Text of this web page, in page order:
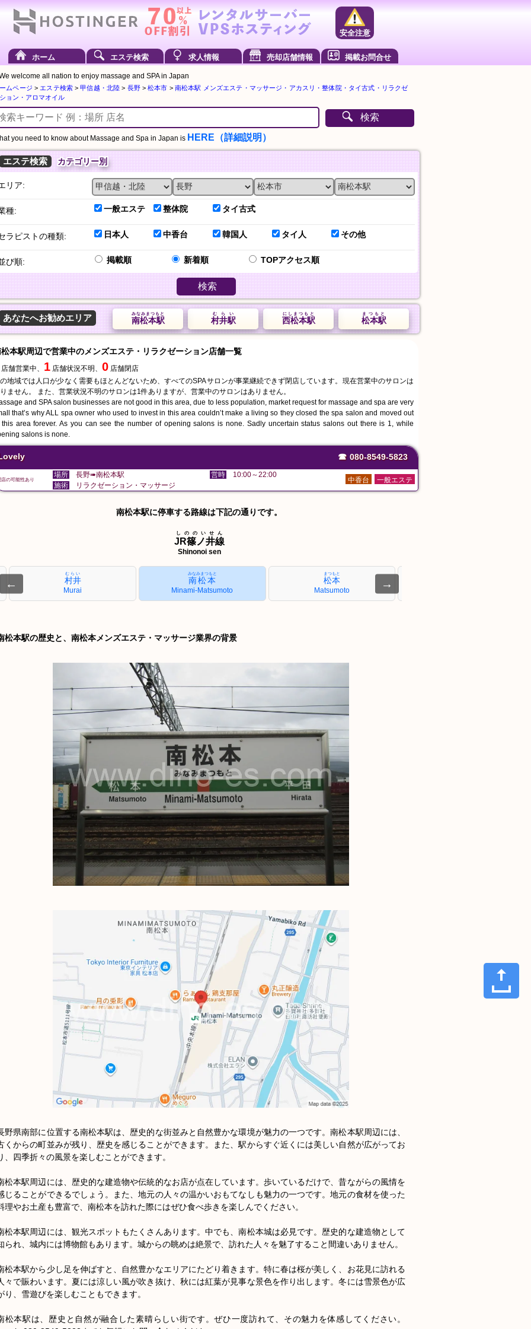
安全注意
ホーム エステ検索 求人情報 売却店舗情報 掲載お問合せ
welcome all nation to enjoy massage and SPA in Japan
ムページ > エステ検索>甲信越・北陸 > 長野>松本市 > 南松本駅 メンズエステ・マッサージ・アカスリ・整体院・タイ古式・リラクゼ
ョン・アロマオイル
検索
you need to know about Massage and Spa in Japan is HERE（詳細説明）
エステ検索 カテゴリー別
リア:
種: 一般エステ 整体院 タイ古式
ラピストの種類: 日本人 中香台 韓国人 タイ人 その他
び順: 掲載順 新着順 TOPアクセス順
検索
あなたへお勧めエリア 松本駅
まつもと
西松本駅
にしまつもと
村井駅
むらい
南松本駅
みなみまつもと
本駅周辺で営業中のメンズエステ・リラクゼーション店舗一覧
店舗営業中、 1 店舗状況不明、 0 店舗閉店
地域では人口が少なく需要もほとんどないため、すべてのSPAサロンが事業継続できず閉店しています。現在営業中のサロンは
ません。 また、営業状況不明のサロンは1件ありますが、営業中のサロンはありません。
and SPA salon businesses are not good in this area, due to less population, market request for massage and spa are very
that’s why ALL spa owner who used to invest in this area couldn’t make a living so they closed the spa salon and moved out
this area forever. As you can see the number of opening salons is none. Sadly uncertain status salons out there is 1, while
salons is none.
☎ 080-8549-5823
店の可能性あり
場所 長野➠南松本駅 営時 10:00～22:00
一般エステ
中香台
施術 リラクゼーション・マッサージ
南松本駅に停車する路線は下記の通りです。
JR篠ノ井線
しののいせん
Shinonoi sen
← 村井
むらい
Murai
南松本
みなみまつもと
Minami-Matsumoto
松本
まつもと
Matsumoto
→
松本駅の歴史と、南松本メンズエステ・マッサージ業界の背景
野県南部に位置する南松本駅は、歴史的な街並みと自然豊かな環境が魅力の一つです。南松本駅周辺には、
くからの町並みが残り、歴史を感じることができます。また、駅からすぐ近くには美しい自然が広がってお
、四季折々の風景を楽しむことができます。
松本駅周辺には、歴史的な建造物や伝統的なお店が点在しています。歩いているだけで、昔ながらの風情を
じることができるでしょう。また、地元の人々の温かいおもてなしも魅力の一つです。地元の食材を使った
理やお土産も豊富で、南松本を訪れた際にはぜひ食べ歩きを楽しんでください。
松本駅周辺には、観光スポットもたくさんあります。中でも、南松本城は必見です。歴史的な建造物として
られ、城内には博物館もあります。城からの眺めは絶景で、訪れた人々を魅了すること間違いありません。
松本駅から少し足を伸ばすと、自然豊かなエリアにたどり着きます。特に春は桜が美しく、お花見に訪れる
々で賑わいます。夏には涼しい風が吹き抜け、秋には紅葉が見事な景色を作り出します。冬には雪景色が広
り、雪遊びを楽しむこともできます。
松本駅は、歴史と自然が融合した素晴らしい街です。ぜひ一度訪れて、その魅力を体感してください。